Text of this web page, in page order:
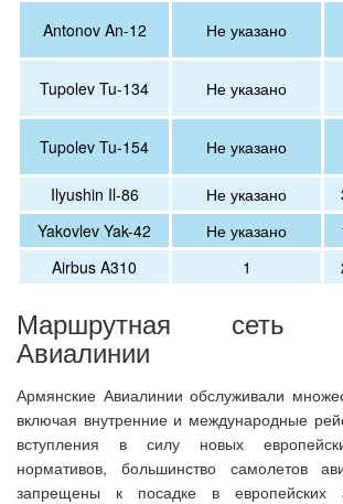
Antonov An-12 Не указано
Tupolev Tu-134 Не указано
Tupolev Tu-154 Не указано
Ilyushin Il-86
Не указано
Yakovlev Yak-42
Не указано
Airbus A310
1
Маршрутная сеть
Авиалинии
Армянские Авиалинии обслуживали
включая внутренние и международные
вступления в силу новых
нормативов, большинство самолетов
запрещены к посадке в европейских